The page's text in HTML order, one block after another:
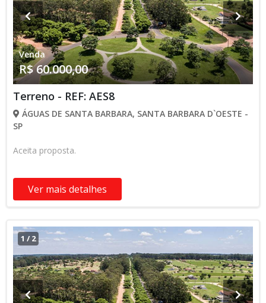
Venda
R$ 60.000,00
Terreno - REF: AES8
ÁGUAS DE SANTA BARBARA, SANTA BARBARA D`OESTE -
SP
Aceita proposta.
Ver mais detalhes
1 / 2